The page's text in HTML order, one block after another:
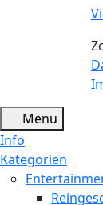
Menu
Info
Kategorien